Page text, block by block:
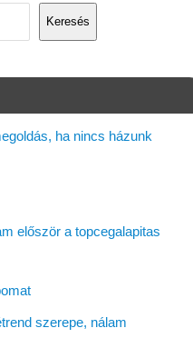
Keresés
ha nincs házunk
először a topcegalapitas
szerepe, nálam